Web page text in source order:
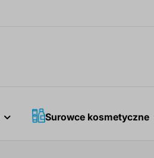
Surowce kosmetyczne